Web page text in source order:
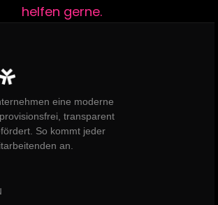
helfen gerne.
eine moderne
transparent
So kommt jeder
an.